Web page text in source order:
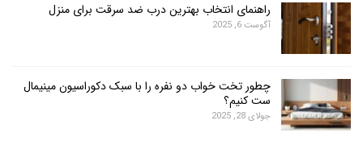
راهنمای انتخاب بهترین درب ضد سرقت برای منزل
آگوست 6, 2025
چطور تخت خواب دو نفره را با سبک دکوراسیون مینیمال
ست کنیم؟
جولای 28, 2025